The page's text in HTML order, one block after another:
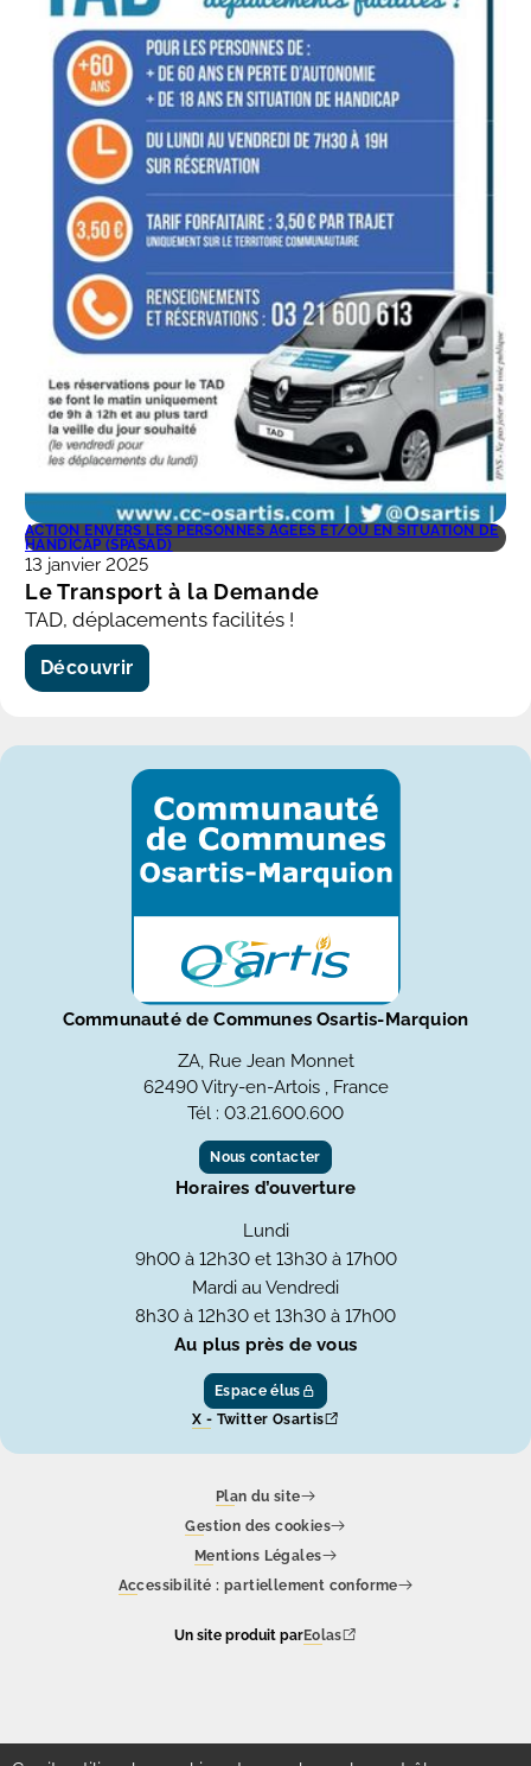
Le Transport à la Demande
TAD, déplacements facilités !
Découvrir
ACTION ENVERS LES PERSONNES ÂGÉES ET/OU EN SITUATION DE
HANDICAP (SPASAD)
13 janvier 2025
Communauté de Communes Osartis-Marquion
ZA, Rue Jean Monnet
62490 Vitry-en-Artois , France
Tél : 03.21.600.600
Nous contacter
Horaires d’ouverture
Lundi
9h00 à 12h30 et 13h30 à 17h00
Mardi au Vendredi
8h30 à 12h30 et 13h30 à 17h00
Au plus près de vous
Espace élus
X - Twitter Osartis
Plan du site
Gestion des cookies
Mentions Légales
Accessibilité : partiellement conforme
Un site produit parEolas